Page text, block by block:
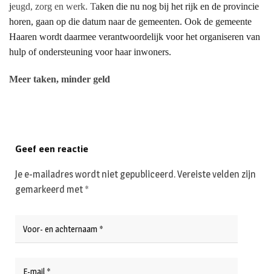
jeugd, zorg en werk. Taken die nu nog bij het rijk en de provincie
horen, gaan op die datum naar de gemeenten. Ook de gemeente
Haaren wordt daarmee verantwoordelijk voor het organiseren van
hulp of ondersteuning voor haar inwoners.
Meer taken, minder geld
Geef een reactie
Je e-mailadres wordt niet gepubliceerd.Vereiste velden zijn
gemarkeerd met *